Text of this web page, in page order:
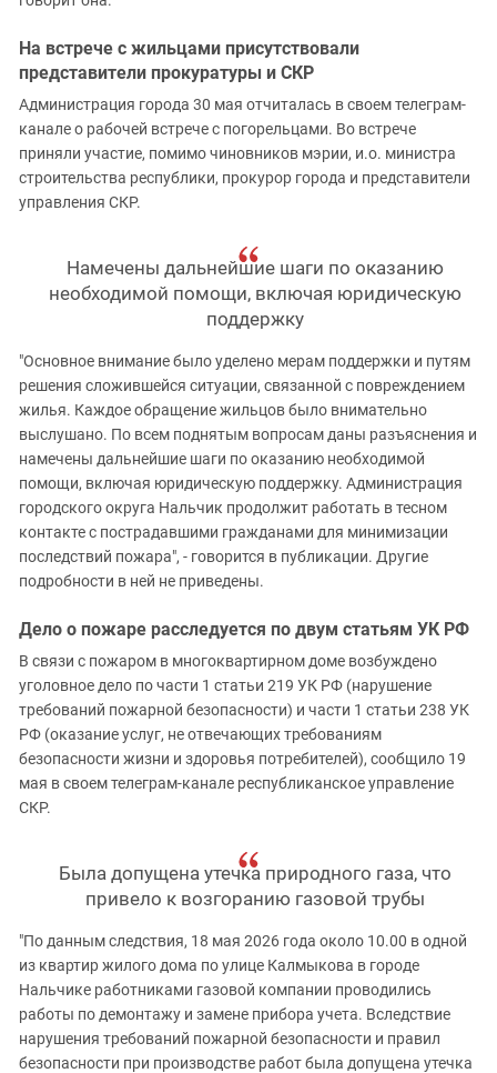
На встрече с жильцами присутствовали
представители прокуратуры и СКР
Администрация города 30 мая отчиталась в своем телеграм-
канале о рабочей встрече с погорельцами. Во встрече
приняли участие, помимо чиновников мэрии, и.о. министра
строительства республики, прокурор города и представители
управления СКР.
Намечены дальнейшие шаги по оказанию
необходимой помощи, включая юридическую
поддержку
"Основное внимание было уделено мерам поддержки и путям
решения сложившейся ситуации, связанной с повреждением
жилья. Каждое обращение жильцов было внимательно
выслушано. По всем поднятым вопросам даны разъяснения и
намечены дальнейшие шаги по оказанию необходимой
помощи, включая юридическую поддержку. Администрация
городского округа Нальчик продолжит работать в тесном
контакте с пострадавшими гражданами для минимизации
последствий пожара", - говорится в публикации. Другие
подробности в ней не приведены.
Дело о пожаре расследуется по двум статьям УК РФ
В связи с пожаром в многоквартирном доме возбуждено
уголовное дело по части 1 статьи 219 УК РФ (нарушение
требований пожарной безопасности) и части 1 статьи 238 УК
РФ (оказание услуг, не отвечающих требованиям
безопасности жизни и здоровья потребителей), сообщило 19
мая в своем телеграм-канале республиканское управление
СКР.
Была допущена утечка природного газа, что
привело к возгоранию газовой трубы
"По данным следствия, 18 мая 2026 года около 10.00 в одной
из квартир жилого дома по улице Калмыкова в городе
Нальчике работниками газовой компании проводились
работы по демонтажу и замене прибора учета. Вследствие
нарушения требований пожарной безопасности и правил
безопасности при производстве работ была допущена утечка